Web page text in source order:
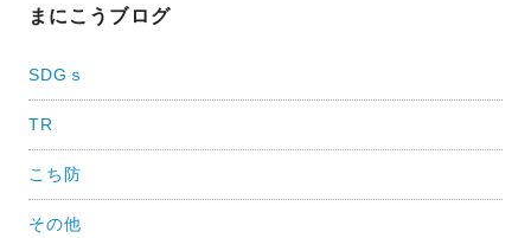
ナ
ゲ
ー
シ
ョ
まにこうブログ
SDGｓ
TR
こち防
その他